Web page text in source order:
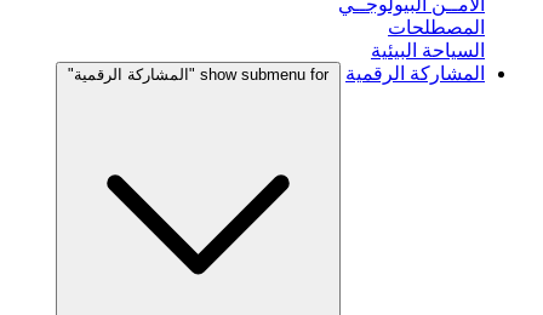
المصطلحات
السياحة البيئية
المشاركة الرقمية
show submenu for "المشاركة الرقمية"